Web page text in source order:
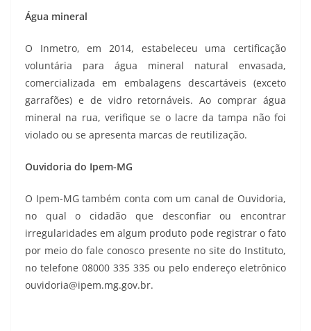
Água mineral
O Inmetro, em 2014, estabeleceu uma certificação
voluntária para água mineral natural envasada,
comercializada em embalagens descartáveis (exceto
garrafões) e de vidro retornáveis. Ao comprar água
mineral na rua, verifique se o lacre da tampa não foi
violado ou se apresenta marcas de reutilização.
Ouvidoria do Ipem-MG
O Ipem-MG também conta com um canal de Ouvidoria,
no qual o cidadão que desconfiar ou encontrar
irregularidades em algum produto pode registrar o fato
por meio do fale conosco presente no site do Instituto,
no telefone 08000 335 335 ou pelo endereço eletrônico
ouvidoria@ipem.mg.gov.br.